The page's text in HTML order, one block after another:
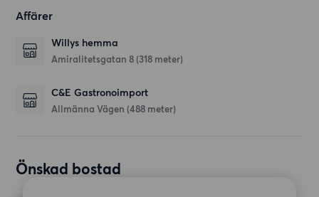
Affärer
Willys hemma
Amiralitetsgatan 8 (318 meter)
C&E Gastronoimport
Allmänna Vägen (488 meter)
Önskad bostad